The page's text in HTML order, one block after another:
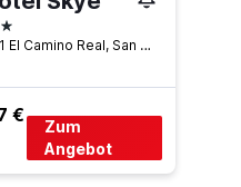
421 El Camino Real, San Bruno, CA, USA
€
Zum
Angebot